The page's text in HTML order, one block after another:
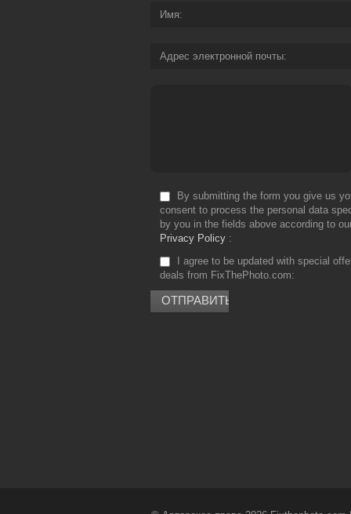
Имя
Адрес электронной почты
By submitting the form you give us
consent to process the personal data
by you in the fields above according to
Privacy Policy
I agree to be updated with special
deals from FixThePhoto.com